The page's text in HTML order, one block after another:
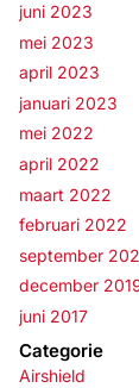
juni 2023
mei 2023
april 2023
januari 2023
mei 2022
april 2022
maart 2022
februari 2022
september
december
juni 2017
Categorie
Airshield